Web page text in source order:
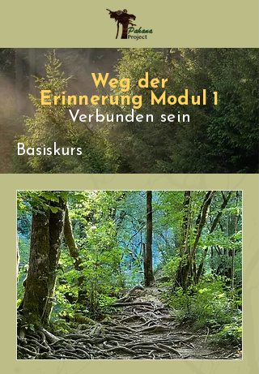
Weg der
Erinnerung Modul 1
Verbunden sein
Basiskurs